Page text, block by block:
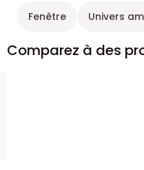
Fenêtre Univers
Comparez à des